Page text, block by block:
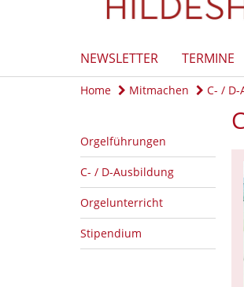
NEWSLETTER TERMINE
Home Mitmachen C- /
Orgelführungen
C- / D-Ausbildung
Orgelunterricht
Stipendium